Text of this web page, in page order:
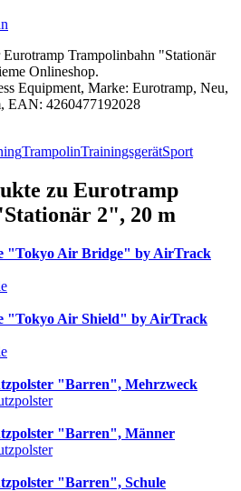
Trampolinbahn "Stationär
Onlineshop.
Equipment, Marke: Eurotramp, Neu,
EAN: 4260477192028
TrampolinTrainingsgerätSport
zu Eurotramp
2", 20 m
"Tokyo Air Bridge" by AirTrack
"Tokyo Air Shield" by AirTrack
"Barren", Mehrzweck
"Barren", Männer
"Barren", Schule